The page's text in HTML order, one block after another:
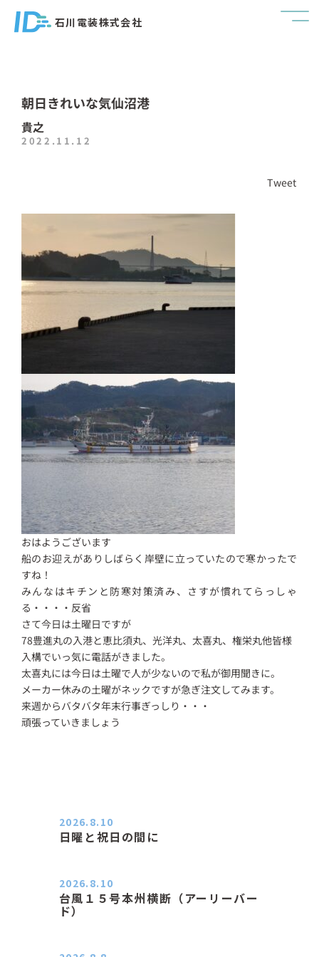
石川電装株式会社
朝日きれいな気仙沼港
貴之
2022.11.12
Tweet
おはようございます
船のお迎えがありしばらく岸壁に立っていたので寒かったで
すね！
みんなはキチンと防寒対策済み、さすが慣れてらっしゃ
る・・・・反省
さて今日は土曜日ですが
78豊進丸の入港と恵比須丸、光洋丸、太喜丸、権栄丸他皆様
入構でいっ気に電話がきました。
太喜丸には今日は土曜で人が少ないので私が御用聞きに。
メーカー休みの土曜がネックですが急ぎ注文してみます。
来週からバタバタ年末行事ぎっしり・・・
頑張っていきましょう
日曜と祝日の間に
2026.8.10
台風１５号本州横断（アーリーバー
ド）
2026.8.10